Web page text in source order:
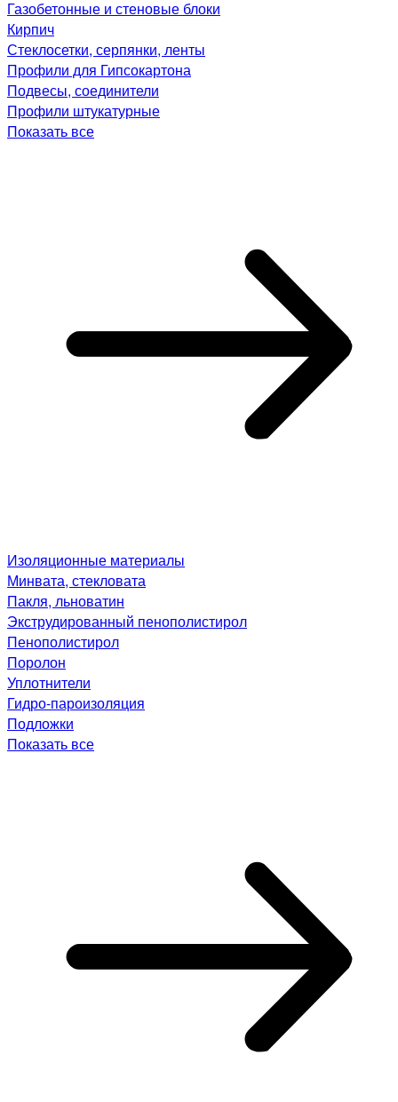
Газобетонные и стеновые блоки
Кирпич
Стеклосетки, серпянки, ленты
Профили для Гипсокартона
Подвесы, соединители
Профили штукатурные
Показать все
Изоляционные материалы
Минвата, стекловата
Пакля, льноватин
Экструдированный пенополистирол
Пенополистирол
Поролон
Уплотнители
Гидро-пароизоляция
Подложки
Показать все